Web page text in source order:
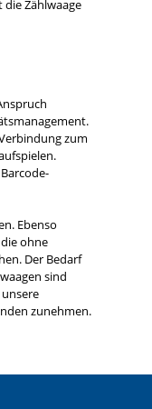
Zählwaage
zum
Ebenso
ohne
Der Bedarf
sind
zunehmen.